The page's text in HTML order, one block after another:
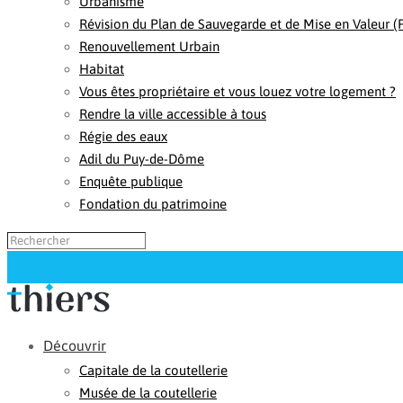
Révision du Plan de Sauvegarde et de Mise en Valeur
Renouvellement Urbain
Habitat
Vous êtes propriétaire et vous louez votre logement ?
Rendre la ville accessible à tous
Régie des eaux
Adil du Puy-de-Dôme
Enquête publique
Fondation du patrimoine
Découvrir
Capitale de la coutellerie
Musée de la coutellerie